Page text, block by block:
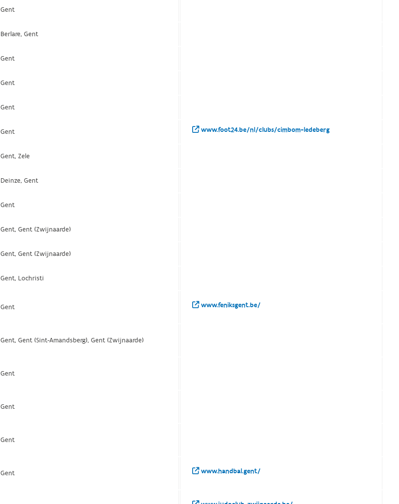
Gent
Berlare, Gent
Gent
Gent
Gent
Gent www.foot24.be/nl/clubs/cimbom-ledeberg
Gent, Zele
Deinze, Gent
Gent
Gent, Gent (Zwijnaarde)
Gent, Gent (Zwijnaarde)
Gent, Lochristi
Gent www.feniksgent.be/
Gent, Gent (Sint-Amandsberg), Gent (Zwijnaarde)
Gent
Gent
Gent
Gent www.handbal.gent/